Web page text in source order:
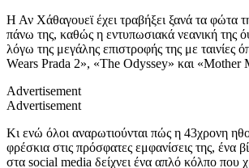
Η Αν Χάθαγουεϊ έχει τραβήξει ξανά τα φώτα
πάνω της, καθώς η εντυπωσιακά νεανική της
λόγω της μεγάλης επιστροφής της με ταινίες
Wears Prada 2», «The Odyssey» και «Mother
Advertisement
Advertisement
Κι ενώ όλοι αναρωτιούνται πώς η 43χρονη
φρέσκια στις πρόσφατες εμφανίσεις της, ένα
στα social media δείχνει ένα απλό κόλπο που